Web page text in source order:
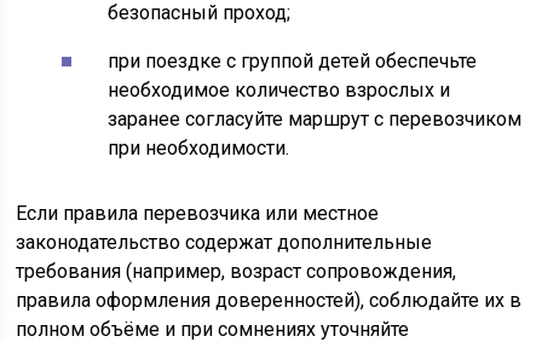
безопасный проход;
при поездке с группой детей обеспечьте
необходимое количество взрослых и
заранее согласуйте маршрут с перевозчиком
при необходимости.
Если правила перевозчика или местное
законодательство содержат дополнительные
требования (например, возраст сопровождения,
правила оформления доверенностей), соблюдайте их в
полном объёме и при сомнениях уточняйте